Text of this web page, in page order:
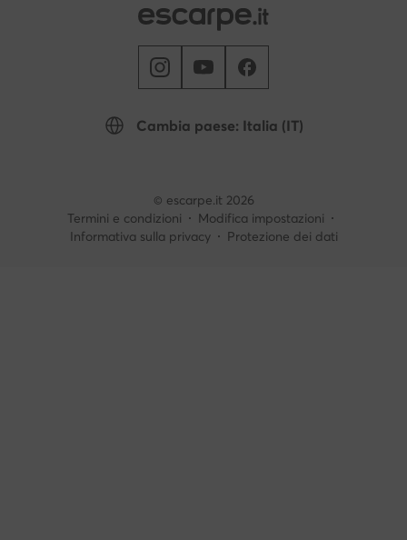
Cambia paese: Italia (IT)
© escarpe.it 2026
Termini e condizioni
Modifica impostazioni
Informativa sulla privacy
Protezione dei dati